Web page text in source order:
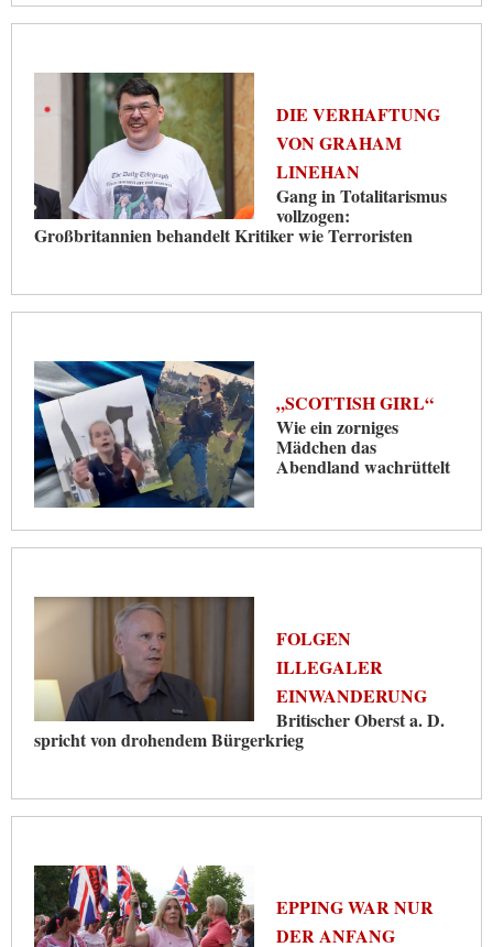
DIE VERHAFTUNG
VON GRAHAM
LINEHAN
Gang in Totalitarismus
vollzogen:
Großbritannien behandelt Kritiker wie Terroristen
„SCOTTISH GIRL“
Wie ein zorniges
Mädchen das
Abendland wachrüttelt
FOLGEN
ILLEGALER
EINWANDERUNG
Britischer Oberst a. D.
spricht von drohendem Bürgerkrieg
EPPING WAR NUR
DER ANFANG